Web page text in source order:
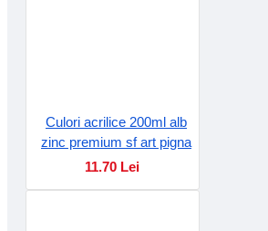
Culori acrilice 200ml alb
zinc premium sf art pigna
11.70 Lei